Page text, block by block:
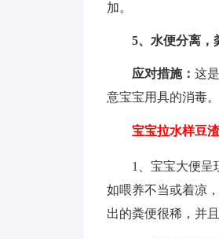
加。
5、水便分离，
应对措施： 这
意宝宝用具的消毒。
宝宝拉水样豆渣
1、宝宝大便呈
如喂养不当或着凉
出的粪便很稀，并